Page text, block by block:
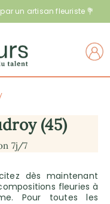
un artisan fleuriste 💐
(45)
7j/7
dès maintenant
fleuries à
Pour toutes les